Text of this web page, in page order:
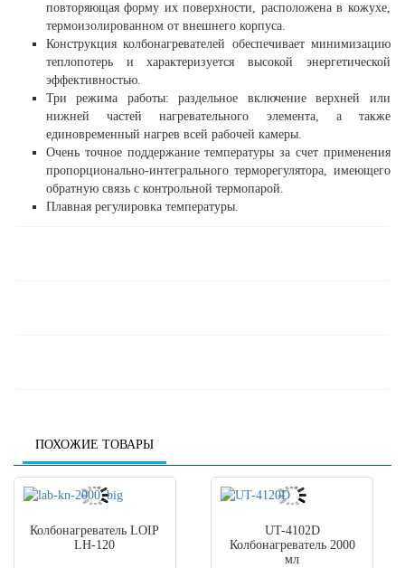
повторяющая форму их поверхности, расположена в кожухе,
термоизолированном от внешнего корпуса.
Конструкция колбонагревателей обеспечивает минимизацию
теплопотерь и характеризуется высокой энергетической
эффективностью.
Три режима работы: раздельное включение верхней или
нижней частей нагревательного элемента, а также
единовременный нагрев всей рабочей камеры.
Очень точное поддержание температуры за счет применения
пропорционально-интегрального терморегулятора, имеющего
обратную связь с контрольной термопарой.
Плавная регулировка температуры.
ПОХОЖИЕ ТОВАРЫ
Колбонагреватель LOIP
LH-120
UT-4102D
Колбонагреватель 2000
мл